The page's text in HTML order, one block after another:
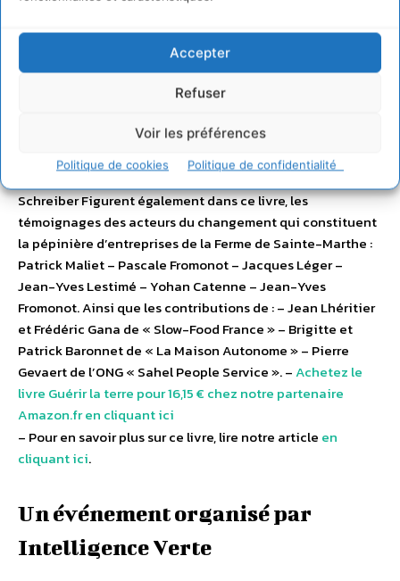
Accepter
Refuser
Voir les préférences
Politique de cookies Politique de confidentialité
Les Entretiens de Millançay, coïncident cette année avec
la sortie d’un livre « Guérir la Terre » aux éditions Albin
Michel , sous la direction de Philippe Desbrosses, composé
par des voix prestigieuses, interviewées et mises en pages
avec talent de Nathalie Calmé, ce sont : – le philosophe
réalisateur photographe Yann Arthus-Bertrand, – la
cinéaste Coline Serreau, – le botaniste Jean-Marie Pelt, –
l’agro-écologiste Pierre Rabhi, – le médecin David Servan-
Schreiber Figurent également dans ce livre, les
témoignages des acteurs du changement qui constituent
la pépinière d’entreprises de la Ferme de Sainte-Marthe :
Patrick Maliet – Pascale Fromonot – Jacques Léger –
Jean-Yves Lestimé – Yohan Catenne – Jean-Yves
Fromonot. Ainsi que les contributions de : – Jean Lhéritier
et Frédéric Gana de « Slow-Food France » – Brigitte et
Patrick Baronnet de « La Maison Autonome » – Pierre
Gevaert de l’ONG « Sahel People Service ». –Achetez le
livre Guérir la terre pour 16,15 € chez notre partenaire
Amazon.fr en cliquant ici
– Pour en savoir plus sur ce livre, lire notre article en
cliquant ici.
Un événement organisé par
Intelligence Verte